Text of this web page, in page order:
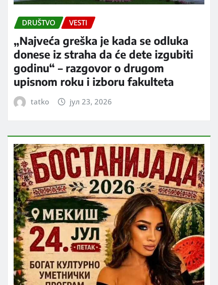
DRUŠTVO VESTI
„Najveća greška je kada se odluka
donese iz straha da će dete izgubiti
godinu“ – razgovor o drugom
upisnom roku i izboru fakulteta
tatko јул 23, 2026